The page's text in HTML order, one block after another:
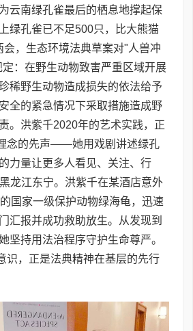
云南绿孔雀最后的栖息地撑起保
绿孔雀已不足500只，比大熊猫
，生态环境法典草案对"人兽冲
：在野生动物致害严重区域开展
稀野生动物造成损失的依法给予
全的紧急情况下采取措施造成野
。洪紫千2020年的艺术实践，正
念的先声——她用戏剧讲述绿孔
力量让更多人看见、关注、行
龙江东宁。洪紫千在某酒店意外
国家一级保护动物绿海龟，迅速
汇报并成功救助放生。从发现到
坚持用法治程序守护生命尊严。
识，正是法典精神在基层的先行